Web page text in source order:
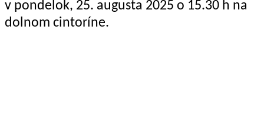
v pondelok, 25. augusta 2025 o 15.30 h na
dolnom cintoríne.